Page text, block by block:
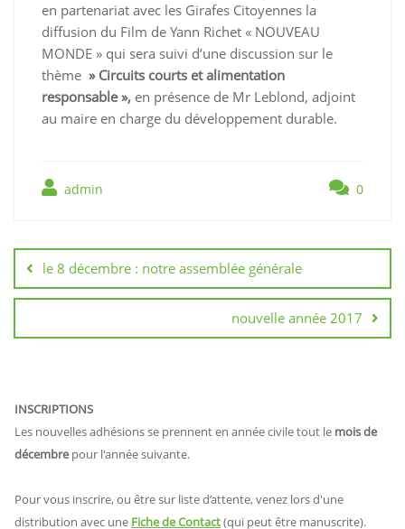
en partenariat avec les Girafes Citoyennes la
diffusion du Film de Yann Richet « NOUVEAU
MONDE » qui sera suivi d’une discussion sur le
thème » Circuits courts et alimentation
responsable », en présence de Mr Leblond, adjoint
au maire en charge du développement durable.
admin 0
de
l’article
le 8 décembre : notre assemblée générale
nouvelle année 2017
INSCRIPTIONS
Les nouvelles adhésions se prennent en année civile tout le mois de
décembre pour l'année suivante.
Pour vous inscrire, ou être sur liste d’attente, venez lors d'une
distribution avec une Fiche de Contact(qui peut être manuscrite).